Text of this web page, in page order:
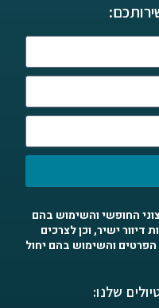
החופשי והשימוש בהם
ישיר, וכן לצרכים
הפרטים והשימוש בהם יחול
שלנו: